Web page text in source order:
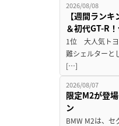
2026/08/08
【週間ラン
＆初代GT-R
1位 大人気トヨ
難シェルターと
[…]
2026/08/07
限定M2が登
ン
BMW M2は、セ